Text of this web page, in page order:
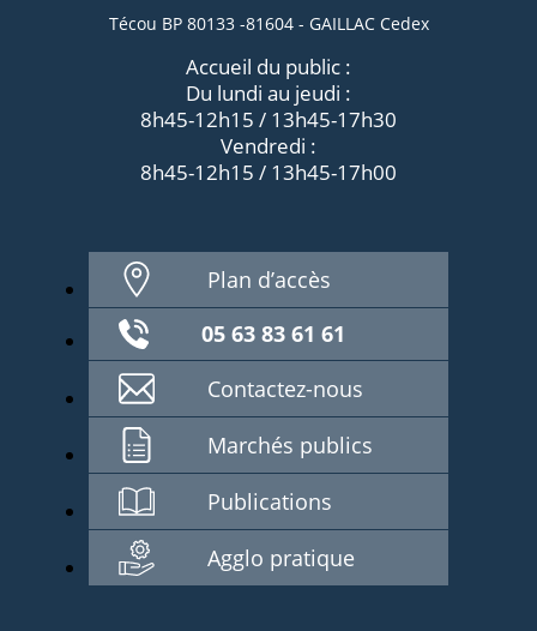
Técou BP 80133 -81604 - GAILLAC Cedex
Accueil du public :
Du lundi au jeudi :
8h45-12h15 / 13h45-17h30
Vendredi :
8h45-12h15 / 13h45-17h00
Plan d’accès
05 63 83 61 61
Contactez-nous
Marchés publics
Publications
Agglo pratique